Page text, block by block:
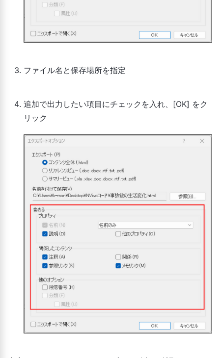
ファイル名と保存場所を指定
追加で出力したい項目にチェックを入れ、[OK] をク
リック